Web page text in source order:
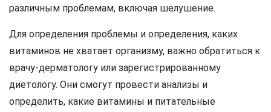
различным проблемам, включая шелушение.
Для определения проблемы и определения, каких
витаминов не хватает организму, важно обратиться к
врачу-дерматологу или зарегистрированному
диетологу. Они смогут провести анализы и
определить, какие витамины и питательные